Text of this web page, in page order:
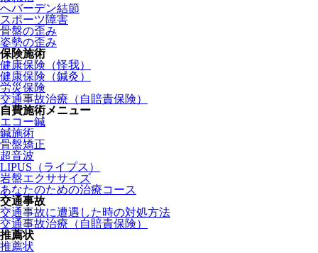
へバーデン結節
スポーツ障害
骨盤の歪み
姿勢の歪み
保険施術
健康保険（怪我）
健康保険（鍼灸）
労災保険
交通事故治療（自賠責保険）
自費施術メニュー
エコー鍼
鍼施術
骨盤矯正
超音波
LIPUS（ライプス）
岩盤エクササイズ
あなたのための治療コース
交通事故
交通事故に遭遇した時の対処方法
交通事故治療（自賠責保険）
推薦状
推薦状